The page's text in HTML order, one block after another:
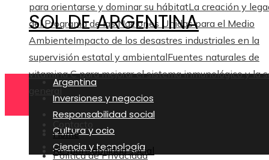
para orientarse y dominar su hábitatLa creación y
del Programa de las Naciones Unidas para el Medio
AmbienteImpacto de los desastres industriales en la
supervisión estatal y ambientalFuentes naturales de
vitamina C para mejorar el sistema inmunológico y la
general
Contacto
Política de Privacidad
SOL DE ARGENTINA
Argentina
Inversiones y negocios
Responsabilidad social
Cultura y ocio
Ciencia y tecnología
Home
Responsabilidad social